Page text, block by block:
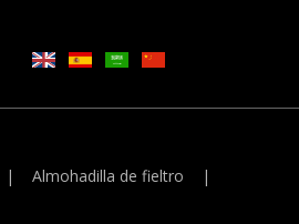
| Almohadilla de fieltro
|